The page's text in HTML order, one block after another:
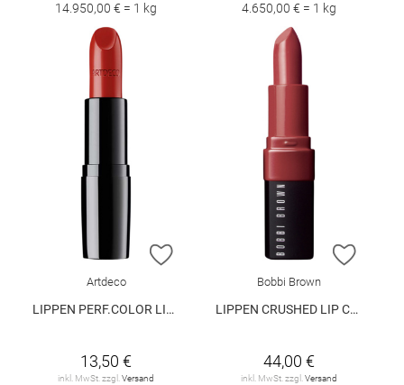
14.950,00 € = 1 kg 4.650,00 € = 1 kg
ZUR WUNSCHLISTE HINZUFÜGEN
Artdeco
LIPPEN PERF.COLOR LIPSTICK
13,50 €
inkl. MwSt. zzgl. Versand
ZUR
Bobbi Brown
LIPPEN CRUSHED LIP COLOR
44,00 €
inkl. MwSt. zzgl. Versand